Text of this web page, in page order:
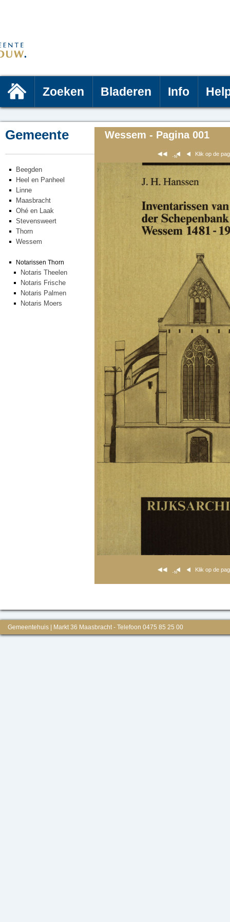
Zoeken Bladeren Info
Gemeente
Beegden
Heel en Panheel
Linne
Maasbracht
Ohé en Laak
Stevensweert
Thorn
Wessem
Notarissen Thorn
Notaris Theelen
Notaris Frische
Notaris Palmen
Notaris Moers
Wessem - Pagina 001
Klik op de
Klik op de
Gemeentehuis | Markt 36 Maasbracht - Telefoon 0475 85 25 00